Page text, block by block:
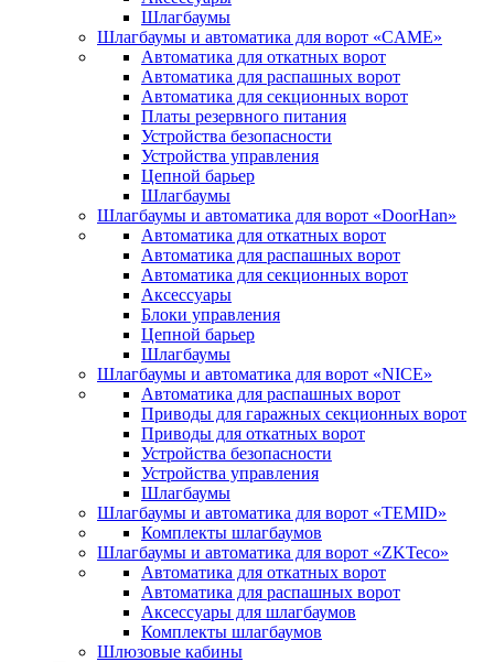
Шлагбаумы
Шлагбаумы и автоматика для ворот «CAME»
Автоматика для откатных ворот
Автоматика для распашных ворот
Автоматика для секционных ворот
Платы резервного питания
Устройства безопасности
Устройства управления
Цепной барьер
Шлагбаумы
Шлагбаумы и автоматика для ворот «DoorHan»
Автоматика для откатных ворот
Автоматика для распашных ворот
Автоматика для секционных ворот
Аксессуары
Блоки управления
Цепной барьер
Шлагбаумы
Шлагбаумы и автоматика для ворот «NICE»
Автоматика для распашных ворот
Приводы для гаражных секционных ворот
Приводы для откатных ворот
Устройства безопасности
Устройства управления
Шлагбаумы
Шлагбаумы и автоматика для ворот «TEMID»
Комплекты шлагбаумов
Шлагбаумы и автоматика для ворот «ZKTeco»
Автоматика для откатных ворот
Автоматика для распашных ворот
Аксессуары для шлагбаумов
Комплекты шлагбаумов
Шлюзовые кабины